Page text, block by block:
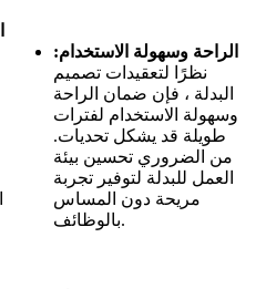
الراحة وسهولة الاستخدام:
نظرًا لتعقيدات تصميم
البدلة ، فإن ضمان الراحة
وسهولة الاستخدام لفترات
طويلة قد يشكل تحديات.
من الضروري تحسين بيئة
العمل للبدلة لتوفير تجربة
مريحة دون المساس
بالوظائف.